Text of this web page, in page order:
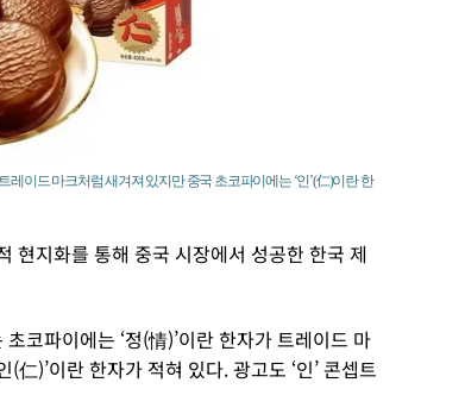
이드 마크처럼 새겨져 있지만 중국 초코파이에는 ‘인’(仁)이란 한
현지화를 통해 중국 시장에서 성공한 한국 제
코파이에는 ‘정(情)’이란 한자가 트레이드 마
仁)’이란 한자가 적혀 있다. 광고도 ‘인’ 콘셉트